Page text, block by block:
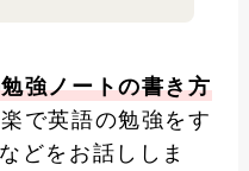
強ノートの書き方
で英語の勉強をす
どをお話ししま